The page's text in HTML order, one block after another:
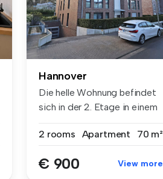
Hannover
Die helle Wohnung befindet
sich in der 2. Etage in einem
2 rooms
Apartment 70 m²
€ 900 View more